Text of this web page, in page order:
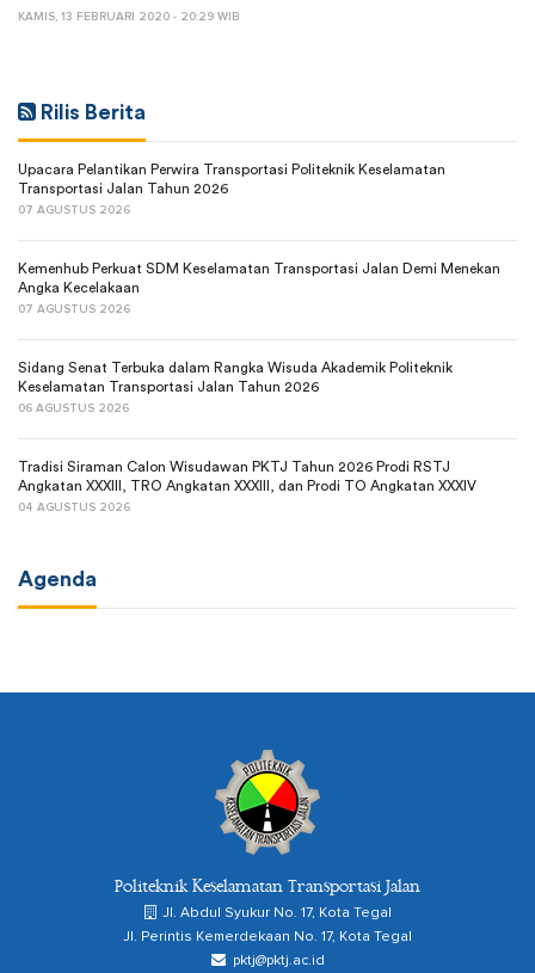
KAMIS, 13 FEBRUARI 2020 - 20:29 WIB
Rilis Berita
Upacara Pelantikan Perwira Transportasi Politeknik Keselamatan
Transportasi Jalan Tahun 2026
07 AGUSTUS 2026
Kemenhub Perkuat SDM Keselamatan Transportasi Jalan Demi Menekan
Angka Kecelakaan
07 AGUSTUS 2026
Sidang Senat Terbuka dalam Rangka Wisuda Akademik Politeknik
Keselamatan Transportasi Jalan Tahun 2026
06 AGUSTUS 2026
Tradisi Siraman Calon Wisudawan PKTJ Tahun 2026 Prodi RSTJ
Angkatan XXXIII, TRO Angkatan XXXIII, dan Prodi TO Angkatan XXXIV
04 AGUSTUS 2026
Agenda
Politeknik Keselamatan Transportasi Jalan
Jl. Abdul Syukur No. 17, Kota Tegal
Jl. Perintis Kemerdekaan No. 17, Kota Tegal
pktj@pktj.ac.id